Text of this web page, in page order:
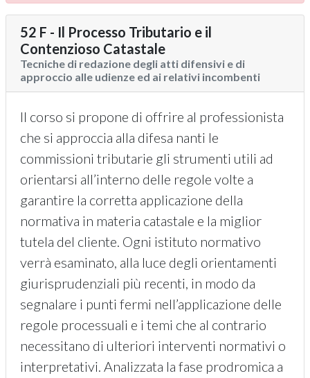
52 F - Il Processo Tributario e il
Contenzioso Catastale
Tecniche di redazione degli atti difensivi e di
approccio alle udienze ed ai relativi incombenti
Il corso si propone di offrire al professionista
che si approccia alla difesa nanti le
commissioni tributarie gli strumenti utili ad
orientarsi all’interno delle regole volte a
garantire la corretta applicazione della
normativa in materia catastale e la miglior
tutela del cliente. Ogni istituto normativo
verrà esaminato, alla luce degli orientamenti
giurisprudenziali più recenti, in modo da
segnalare i punti fermi nell’applicazione delle
regole processuali e i temi che al contrario
necessitano di ulteriori interventi normativi o
interpretativi. Analizzata la fase prodromica a